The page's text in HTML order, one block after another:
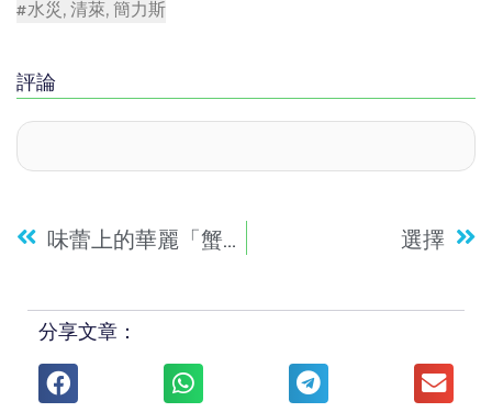
水災 , 清萊, 簡力斯
評論
味蕾上的華麗「蟹」逅 大閘蟹套餐配頂級花雕酒 選擇
分享文章：